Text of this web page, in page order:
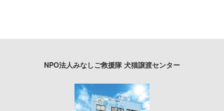
NPO法人みなしご救援隊 犬猫譲渡センター